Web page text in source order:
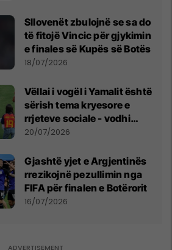
Sllovenët zbulojnë se sa do
të fitojë Vincic për gjykimin
e finales së Kupës së Botës
18/07/2026
Vëllai i vogël i Yamalit është
sërish tema kryesore e
rrjeteve sociale - vodhi
vëmendjen pas finales së
20/07/2026
Gjashtë yjet e Argjentinës
rrezikojnë pezullimin nga
FIFA për finalen e Botërorit
16/07/2026